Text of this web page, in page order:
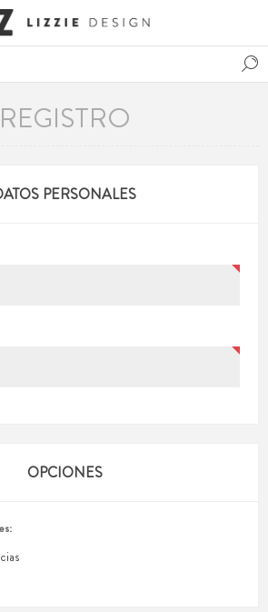
REGISTRO
PERSONALES
OPCIONES